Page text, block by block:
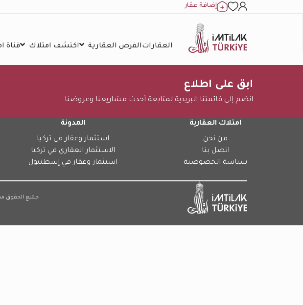
إضافة عقار
العقاراتالفرص العقارية اكتشف امتلاك قناة
ابق على اطلاع
انضم إلى قائمتنا البريدية لمتابعة أحدث مشاريعنا وعروضنا
امتلاك العقارية
من نحن
اتصل بنا
سياسة الخصوصية
المدونة
استثمار وعقار في تركيا
الاستثمار العقاري في تركيا
استثمار وعقار في إسطنبول
جميع الحقوق